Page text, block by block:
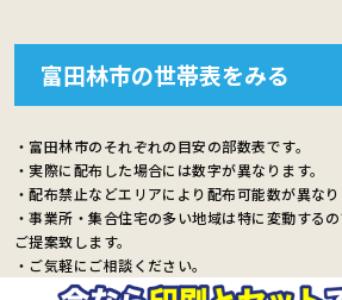
富田林市の世帯表をみる
・富田林市のそれぞれの目安の部数表です。
・実際に配布した場合には数字が異なります。
・配布禁止などエリアにより配布可能数が異なり
・事業所・集合住宅の多い地域は特に変動する
ご提案致します。
・ご気軽にご相談ください。